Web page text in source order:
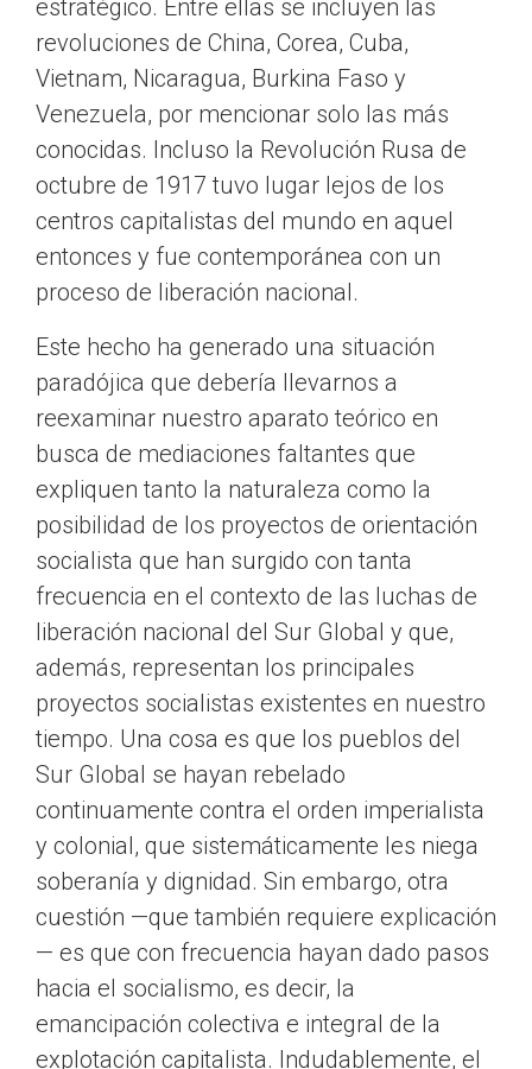
estratégico. Entre ellas se incluyen las
revoluciones de China, Corea, Cuba,
Vietnam, Nicaragua, Burkina Faso y
Venezuela, por mencionar solo las más
conocidas. Incluso la Revolución Rusa de
octubre de 1917 tuvo lugar lejos de los
centros capitalistas del mundo en aquel
entonces y fue contemporánea con un
proceso de liberación nacional.
Este hecho ha generado una situación
paradójica que debería llevarnos a
reexaminar nuestro aparato teórico en
busca de mediaciones faltantes que
expliquen tanto la naturaleza como la
posibilidad de los proyectos de orientación
socialista que han surgido con tanta
frecuencia en el contexto de las luchas de
liberación nacional del Sur Global y que,
además, representan los principales
proyectos socialistas existentes en nuestro
tiempo. Una cosa es que los pueblos del
Sur Global se hayan rebelado
continuamente contra el orden imperialista
y colonial, que sistemáticamente les niega
soberanía y dignidad. Sin embargo, otra
cuestión —que también requiere explicación
— es que con frecuencia hayan dado pasos
hacia el socialismo, es decir, la
emancipación colectiva e integral de la
explotación capitalista. Indudablemente, el